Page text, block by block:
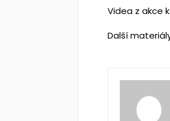
Videa z akce
Další